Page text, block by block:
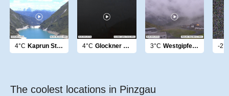
4°C Kaprun Stausee 4°C Glockner Fuscher Törl 3°C Westgipfel Bergstation -
The coolest locations in Pinzgau